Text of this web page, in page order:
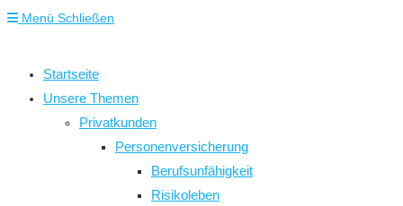
Menü Schließen
Startseite
Unsere Themen
Privatkunden
Personenversicherung
Berufsunfähigkeit
Risikoleben